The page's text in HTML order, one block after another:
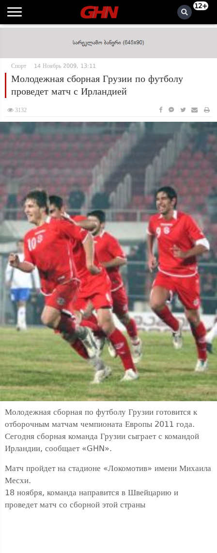
12+
Спорт 14 Ноябрь 2009, 13:11
Молодежная сборная Грузии по футболу
проведет матч с Ирландией
3132
Молодежная сборная по футболу Грузии готовится к
отборочным матчам чемпионата Европы 2011 года.
Сегодня сборная команда Грузии сыграет с командой
Ирландии, сообщает «GHN».
Матч пройдет на стадионе «Локомотив» имени Михаила
Месхи.
18 ноября, команда направится в Швейцарию и
проведет матч со сборной этой страны